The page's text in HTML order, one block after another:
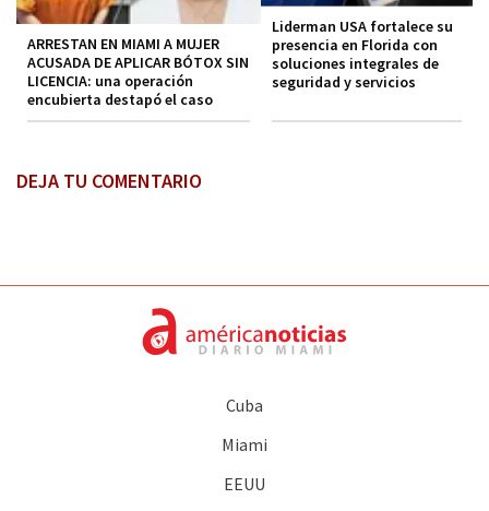
ARRESTAN EN MIAMI A MUJER
ACUSADA DE APLICAR BÓTOX SIN
LICENCIA: una operación
encubierta destapó el caso
Liderman USA fortalece su
presencia en Florida con
soluciones integrales de
seguridad y servicios
DEJA TU COMENTARIO
Cuba
Miami
EEUU